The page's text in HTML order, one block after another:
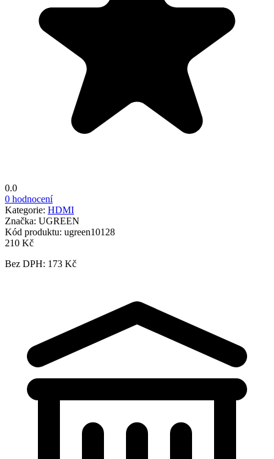
0.0
0 hodnocení
Kategorie: HDMI
Značka: UGREEN
Kód produktu: ugreen10128
210 Kč
Bez DPH: 173 Kč